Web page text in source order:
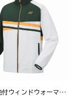
ユニ裏地付ウィンドウォーマーシャツ(フィットスタイル)